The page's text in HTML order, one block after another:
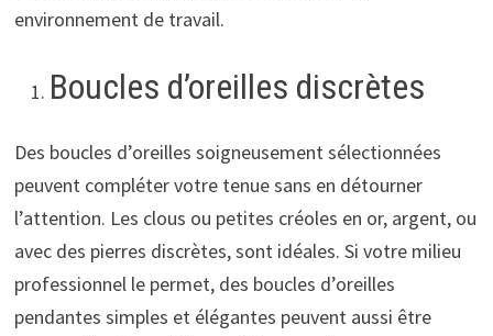
environnement de travail.
Boucles d’oreilles discrètes
Des boucles d’oreilles soigneusement sélectionnées
peuvent compléter votre tenue sans en détourner
l’attention. Les clous ou petites créoles en or, argent, ou
avec des pierres discrètes, sont idéales. Si votre milieu
professionnel le permet, des boucles d’oreilles
pendantes simples et élégantes peuvent aussi être